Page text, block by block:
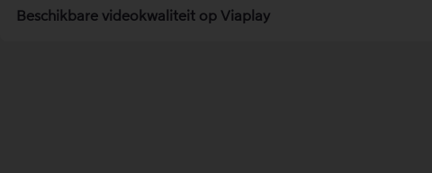
Beschikbare videokwaliteit op Viaplay